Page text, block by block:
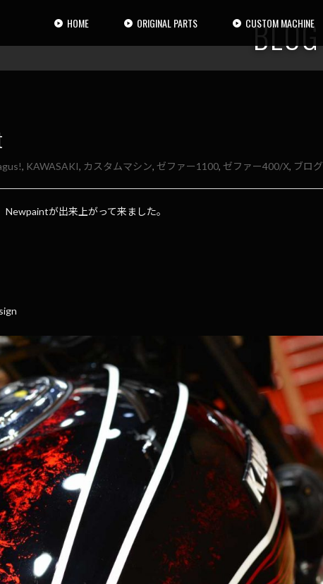
HOME ORIGINAL PARTS CUSTOM MACHINE
BLOG
, KAWASAKI, カスタムマシン, ゼファー1100, ゼファー400/Χ, ブログ
が出来上がって来ました。